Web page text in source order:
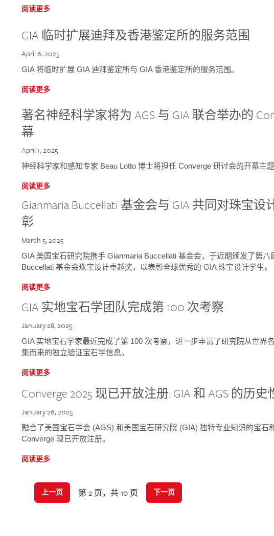
阅读更多
GIA 临时扩展迪拜及香港鉴定所的服务范围
April 6, 2025
GIA 将临时扩展 GIA 迪拜鉴定所与 GIA 香港鉴定所的服务范围。
阅读更多
著名神经科学家将为 AGS 与 GIA 联合举办的
幕
April 1, 2025
神经科学家和感知专家 Beau Lotto 博士将担任 Converge 研讨会的开幕主
阅读更多
Gianmaria Buccellati 基金会与 GIA 共同对珠宝
彰
March 5, 2025
GIA 美国宝石研究院携手 Gianmaria Buccellati 基金会，于近期颁发了第八
Buccellati 基金会珠宝设计卓越奖，以表彰全球优秀的 GIA 珠宝设计学生。
阅读更多
GIA 实地宝石学团队完成第 100 次考察
January 28, 2025
GIA 实地宝石学家最近完成了第 100 次考察，进一步丰富了研究院从世界
集而来的独立验证宝石学信息。
阅读更多
Converge 2025 现已开放注册: GIA 和 AGS 的历
January 26, 2025
融合了美国宝石学会 (AGS) 和美国宝石研究院 (GIA) 独特专业知识的宝石
Converge 现已开放注册。
阅读更多
上一页 第 2 页，共 10 页 下一页